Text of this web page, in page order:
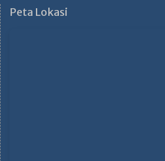
Peta Lokasi